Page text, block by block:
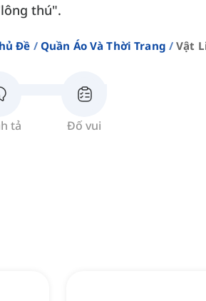
thú".
Đề Quần Áo Và Thời Trang Vật
tả Đố vui